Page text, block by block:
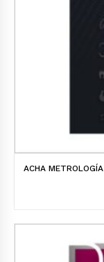
ACHA METROLOGÍA